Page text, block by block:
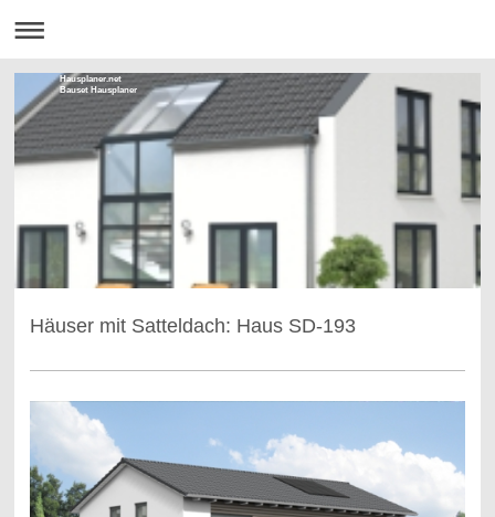
Hausplaner.net
Bauset Hausplaner
Häuser mit Satteldach: Haus SD-193